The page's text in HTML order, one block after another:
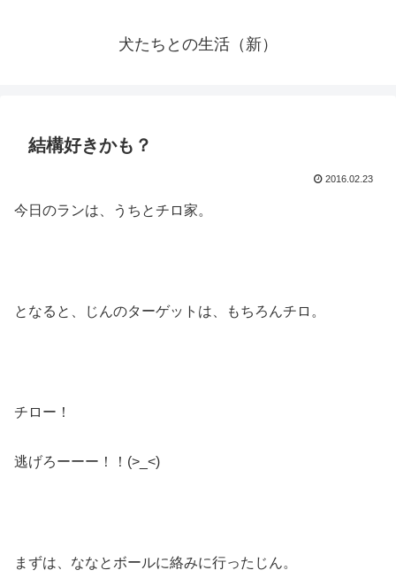
犬たちとの生活（新）
結構好きかも？
2016.02.23
今日のランは、うちとチロ家。
となると、じんのターゲットは、もちろんチロ。
チロー！
逃げろーーー！！(>_<)
まずは、ななとボールに絡みに行ったじん。